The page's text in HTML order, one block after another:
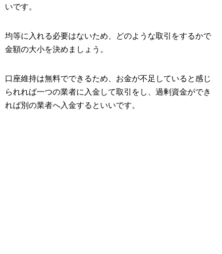
いです。
均等に入れる必要はないため、どのような取引をするかで
金額の大小を決めましょう。
口座維持は無料でできるため、お金が不足していると感じ
られれば一つの業者に入金して取引をし、過剰資金ができ
れば別の業者へ入金するといいです。